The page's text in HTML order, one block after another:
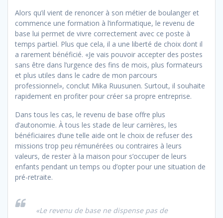
Alors qu’il vient de renoncer à son métier de boulanger et
commence une formation à l’informatique, le revenu de
base lui permet de vivre correctement avec ce poste à
temps partiel. Plus que cela, il a une liberté de choix dont il
a rarement bénéficié. «Je vais pouvoir accepter des postes
sans être dans l’urgence des fins de mois, plus formateurs
et plus utiles dans le cadre de mon parcours
professionnel», conclut Mika Ruusunen. Surtout, il souhaite
rapidement en profiter pour créer sa propre entreprise.
Dans tous les cas, le revenu de base offre plus
d’autonomie. À tous les stade de leur carrières, les
bénéficiaires d’une telle aide ont le choix de refuser des
missions trop peu rémunérées ou contraires à leurs
valeurs, de rester à la maison pour s’occuper de leurs
enfants pendant un temps ou d’opter pour une situation de
pré-retraite.
«Le revenu de base ne dispense pas de